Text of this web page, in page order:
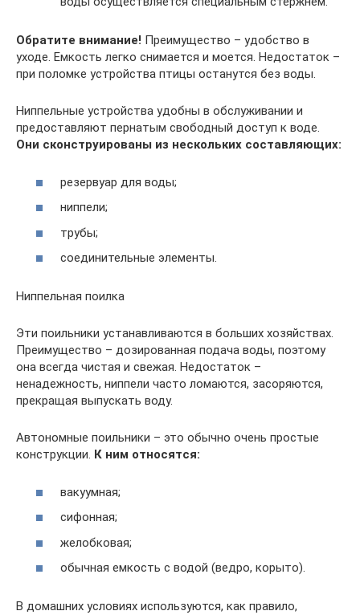
Обратите внимание! Преимущество – удобство в
уходе. Емкость легко снимается и моется. Недостаток –
при поломке устройства птицы останутся без воды.
Ниппельные устройства удобны в обслуживании и
предоставляют пернатым свободный доступ к воде.
Они сконструированы из нескольких составляющих:
резервуар для воды;
ниппели;
трубы;
соединительные элементы.
Ниппельная поилка
Эти поильники устанавливаются в больших хозяйствах.
Преимущество – дозированная подача воды, поэтому
она всегда чистая и свежая. Недостаток –
ненадежность, ниппели часто ломаются, засоряются,
прекращая выпускать воду.
Автономные поильники – это обычно очень простые
конструкции. К ним относятся:
вакуумная;
сифонная;
желобковая;
обычная емкость с водой (ведро, корыто).
В домашних условиях используются, как правило,